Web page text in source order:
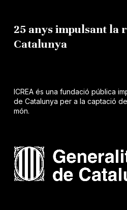
25 anys impulsant la
Catalunya
ICREA és una fundació pública
de Catalunya per a la captació
món.